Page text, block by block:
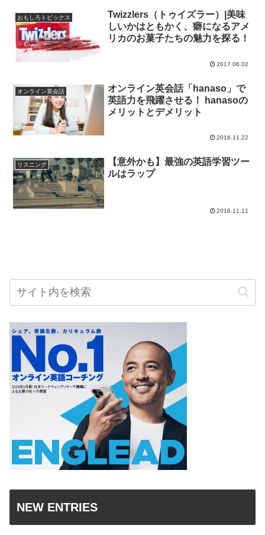
おもしろトピックス
Twizzlers（トゥイズラー）|美味
しいかはともかく、癖になるアメ
リカのお菓子たちの魅力を探る！
2017.06.02
オンライン英会話
オンライン英会話「hanaso」で
英語力を飛躍させる！ hanasoの
メリットとデメリット
2016.11.22
リスニング
【意外かも】最強の英語学習ツー
ルはラップ
2016.11.11
NEW ENTRIES